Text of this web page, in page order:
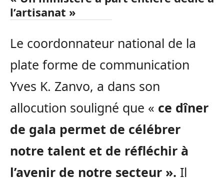
l’artisanat »
Le coordonnateur national de la
plate forme de communication
Yves K. Zanvo, a dans son
allocution souligné que « ce dîner
de gala permet de célébrer
notre talent et de réfléchir à
l’avenir de notre secteur ». Il